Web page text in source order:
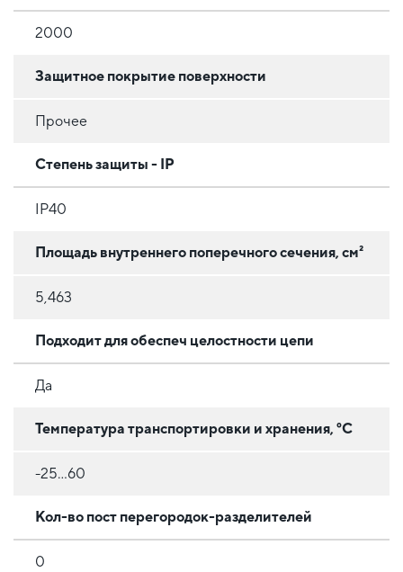
2000
Защитное покрытие поверхности
Прочее
Степень защиты - IP
IP40
Площадь внутреннего поперечного сечения, см²
5,463
Подходит для обеспеч целостности цепи
Да
Температура транспортировки и хранения, °C
-25...60
Кол-во пост перегородок-разделителей
0